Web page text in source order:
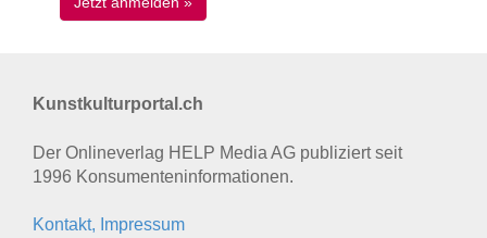
Kunstkulturportal.ch
Der Onlineverlag HELP Media AG publiziert seit
1996 Konsumenten­informationen.
Kontakt, Impressum